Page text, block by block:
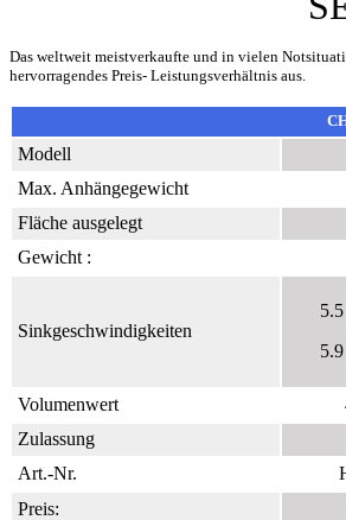
Das weltweit meistverkaufte und in vielen
hervorragendes Preis- Leistungsverhältnis aus.
Modell
Max. Anhängegewicht
Fläche ausgelegt
Gewicht :
Sinkgeschwindigkeiten
Volumenwert
Zulassung
Art.-Nr.
Preis: